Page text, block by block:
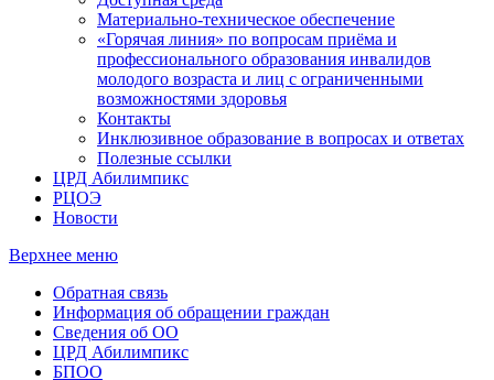
Материально-техническое обеспечение
«Горячая линия» по вопросам приёма и
профессионального образования инвалидов
молодого возраста и лиц с ограниченными
возможностями здоровья
Контакты
Инклюзивное образование в вопросах и ответах
Полезные ссылки
ЦРД Абилимпикс
РЦОЭ
Новости
Верхнее меню
Обратная связь
Информация об обращении граждан
Сведения об ОО
ЦРД Абилимпикс
БПОО